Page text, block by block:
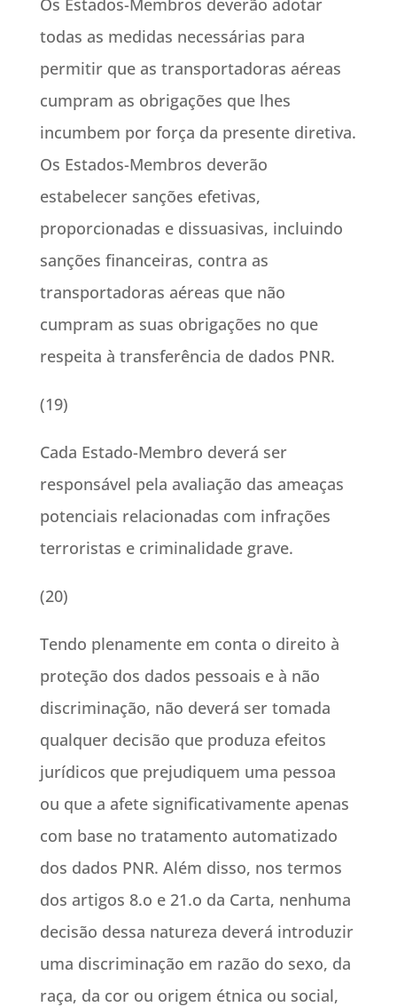
Os Estados-Membros deverão adotar
todas as medidas necessárias para
permitir que as transportadoras aéreas
cumpram as obrigações que lhes
incumbem por força da presente diretiva.
Os Estados-Membros deverão
estabelecer sanções efetivas,
proporcionadas e dissuasivas, incluindo
sanções financeiras, contra as
transportadoras aéreas que não
cumpram as suas obrigações no que
respeita à transferência de dados PNR.
(19)
Cada Estado-Membro deverá ser
responsável pela avaliação das ameaças
potenciais relacionadas com infrações
terroristas e criminalidade grave.
(20)
Tendo plenamente em conta o direito à
proteção dos dados pessoais e à não
discriminação, não deverá ser tomada
qualquer decisão que produza efeitos
jurídicos que prejudiquem uma pessoa
ou que a afete significativamente apenas
com base no tratamento automatizado
dos dados PNR. Além disso, nos termos
dos artigos 8.o e 21.o da Carta, nenhuma
decisão dessa natureza deverá introduzir
uma discriminação em razão do sexo, da
raça, da cor ou origem étnica ou social,